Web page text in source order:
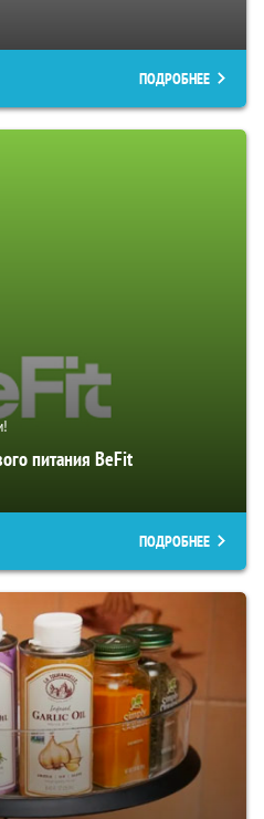
ПОДРОБНЕЕ
питания BeFit
ПОДРОБНЕЕ